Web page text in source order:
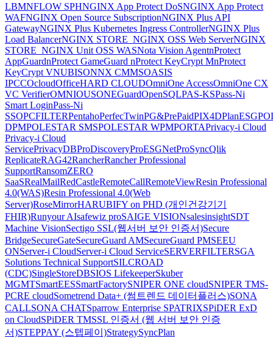
LBMNFLOW SPHNGINX App Protect DoSNGINX App Protect
WAFNGINX Open Source SubscriptionNGINX Plus API
GatewayNGINX Plus Kubernetes Ingress ControllerNGINX Plus
Load BalancerNGINX STORE_NGINX OSS Web ServerNGINX
STORE_NGINX Unit OSS WASNota Vision AgentnProtect
AppGuardnProtect GameGuard nProtect KeyCrypt MnProtect
KeyCrypt VNUBISONNX CMMSOASIS
IPCCOcloudOfficeHARD CLOUDOmniOne AccessOmniOne CX
VC VerifierOMNIOUSONEGuardOpenSQLPAS-KSPass-Ni
Smart LoginPass-Ni
SSOPCFILTERPentahoPerfecTwinPG&PrePaidPIX4DPlanESG
DPMPOLESTAR SMSPOLESTAR WPMPORTAPrivacy-i Cloud
Privacy-i Cloud
ServicePrivacyDBProDiscoveryProESGNetProSyncQlik
ReplicateRAG42RancherRancher Professional
SupportRansomZERO
SaaSRealMailRedCastleRemoteCallRemoteViewResin Professional
4.0(WAS)Resin Professional 4.0(Web
Server)RoseMirrorHARUBIFY on PHD (개인건강기기
FHIR)Runyour AIsafewiz proSAIGE VISIONsalesinsightSDT
Machine VisionSectigo SSL(웹서버 보안 인증서)Secure
BridgeSecureGateSecureGuard AMSecureGuard PMSEEU
ONServer-i CloudServer-i Cloud ServiceSERVERFILTERSGA
Solutions Technical SupportSILCROAD
(CDC)SingleStoreDBSIOS LifekeeperSkuber
MGMTSmartEESSmartFactorySNIPER ONE cloudSNIPER TMS-
PCRE cloudSometrend Data+ (썸트렌드 데이터플러스)SONA
CALLSONA CHATSparrow Enterprise SPATRIXSPiDER ExD
on CloudSPiDER TMSSL 인증서 (웹 서버 보안 인증
서)STEPPAY (스텝페이)StrategySyncPlan